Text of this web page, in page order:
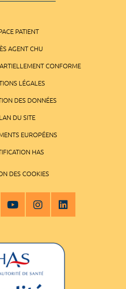
PATIENT
AGENT CHU
CONFORME
LÉGALES
DES DONNÉES
DU SITE
EUROPÉENS
HAS
DES COOKIES